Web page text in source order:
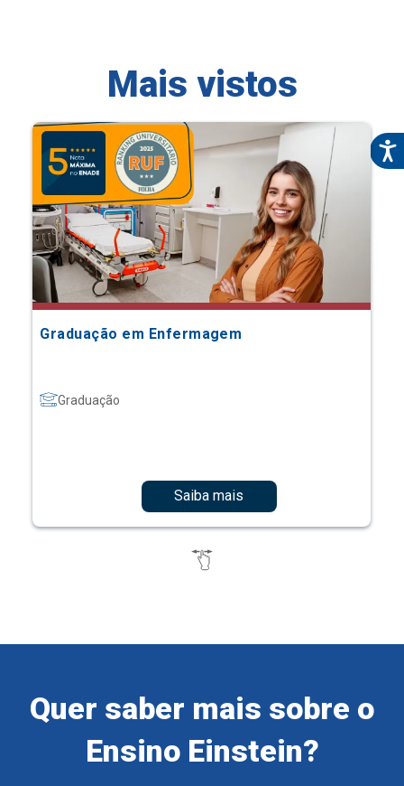
Mais vistos
Graduação em Enfermagem
Graduação
Saiba mais
Quer saber mais sobre o
Ensino Einstein?